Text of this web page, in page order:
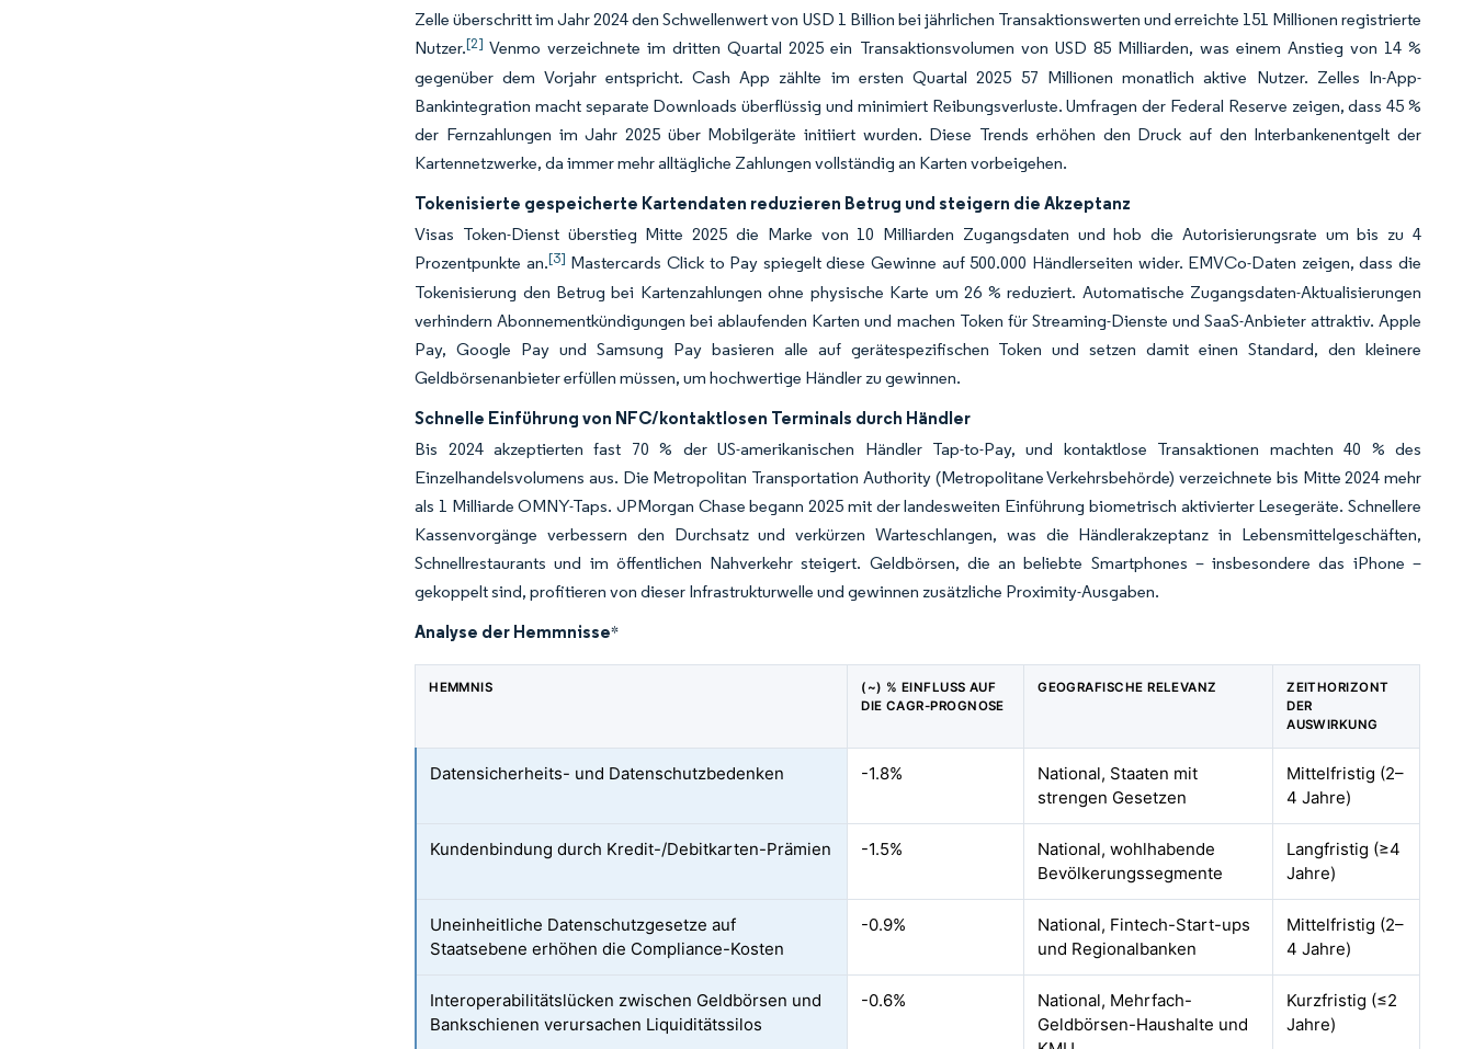
Zelle überschritt im Jahr 2024 den Schwellenwert von USD 1 Billion bei jährlichen Transaktionswerten und erreichte 151 Millionen registrierte
Nutzer.[2] Venmo verzeichnete im dritten Quartal 2025 ein Transaktionsvolumen von USD 85 Milliarden, was einem Anstieg von 14 %
gegenüber dem Vorjahr entspricht. Cash App zählte im ersten Quartal 2025 57 Millionen monatlich aktive Nutzer. Zelles In-App-
Bankintegration macht separate Downloads überflüssig und minimiert Reibungsverluste. Umfragen der Federal Reserve zeigen, dass 45 %
der Fernzahlungen im Jahr 2025 über Mobilgeräte initiiert wurden. Diese Trends erhöhen den Druck auf den Interbankenentgelt der
Kartennetzwerke, da immer mehr alltägliche Zahlungen vollständig an Karten vorbeigehen.
Tokenisierte gespeicherte Kartendaten reduzieren Betrug und steigern die Akzeptanz
Visas Token-Dienst überstieg Mitte 2025 die Marke von 10 Milliarden Zugangsdaten und hob die Autorisierungsrate um bis zu 4
Prozentpunkte an.[3] Mastercards Click to Pay spiegelt diese Gewinne auf 500.000 Händlerseiten wider. EMVCo-Daten zeigen, dass die
Tokenisierung den Betrug bei Kartenzahlungen ohne physische Karte um 26 % reduziert. Automatische Zugangsdaten-Aktualisierungen
verhindern Abonnementkündigungen bei ablaufenden Karten und machen Token für Streaming-Dienste und SaaS-Anbieter attraktiv. Apple
Pay, Google Pay und Samsung Pay basieren alle auf gerätespezifischen Token und setzen damit einen Standard, den kleinere
Geldbörsenanbieter erfüllen müssen, um hochwertige Händler zu gewinnen.
Schnelle Einführung von NFC/kontaktlosen Terminals durch Händler
Bis 2024 akzeptierten fast 70 % der US-amerikanischen Händler Tap-to-Pay, und kontaktlose Transaktionen machten 40 % des
Einzelhandelsvolumens aus. Die Metropolitan Transportation Authority (Metropolitane Verkehrsbehörde) verzeichnete bis Mitte 2024 mehr
als 1 Milliarde OMNY-Taps. JPMorgan Chase begann 2025 mit der landesweiten Einführung biometrisch aktivierter Lesegeräte. Schnellere
Kassenvorgänge verbessern den Durchsatz und verkürzen Warteschlangen, was die Händlerakzeptanz in Lebensmittelgeschäften,
Schnellrestaurants und im öffentlichen Nahverkehr steigert. Geldbörsen, die an beliebte Smartphones – insbesondere das iPhone –
gekoppelt sind, profitieren von dieser Infrastrukturwelle und gewinnen zusätzliche Proximity-Ausgaben.
Analyse der Hemmnisse*
HEMMNIS
(~) % EINFLUSS AUF
DIE CAGR-PROGNOSE
GEOGRAFISCHE RELEVANZ
ZEITHORIZONT
DER
AUSWIRKUNG
Datensicherheits- und Datenschutzbedenken -1.8%
National, Staaten mit
strengen Gesetzen
Mittelfristig (2–
4 Jahre)
Kundenbindung durch Kredit-/Debitkarten-Prämien -1.5%
National, wohlhabende
Bevölkerungssegmente
Langfristig (≥4
Jahre)
Uneinheitliche Datenschutzgesetze auf
Staatsebene erhöhen die Compliance-Kosten
-0.9%
National, Fintech-Start-ups
und Regionalbanken
Mittelfristig (2–
4 Jahre)
Interoperabilitätslücken zwischen Geldbörsen und
Bankschienen verursachen Liquiditätssilos
-0.6%
National, Mehrfach-
Geldbörsen-Haushalte und
Kurzfristig (≤2
Jahre)